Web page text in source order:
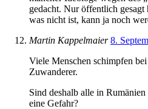
gedacht. Nur öffentlich gesagt
was nicht ist, kann ja noch
Martin Kappelmaier 8.
Viele Menschen schimpfen
Zuwanderer.
Sind deshalb alle in
eine Gefahr?